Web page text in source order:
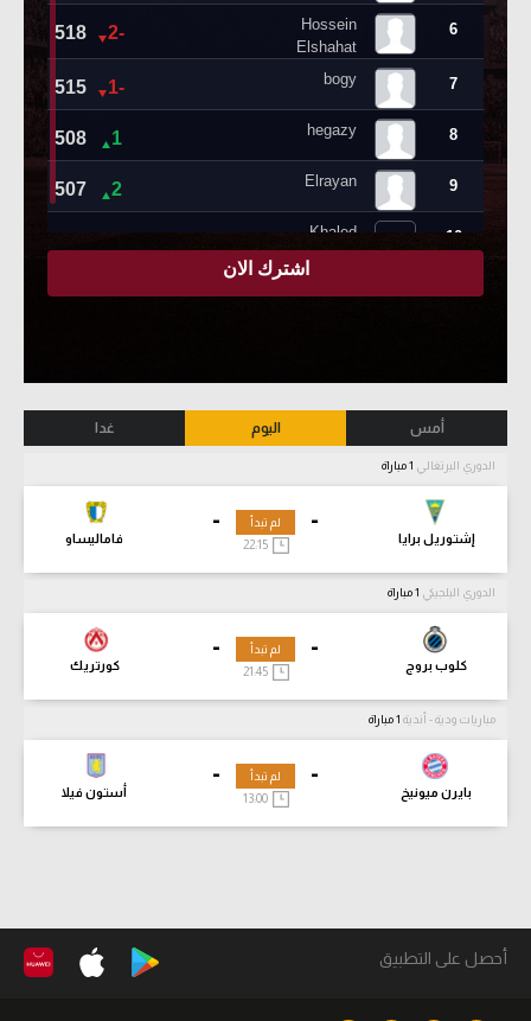
أمس اليوم غدا
الدوري البرتغالي
-
إشتوريل برايا
-
فاماليساو
لم تبدأ
22:15
الدوري البلجيكي
-
كلوب بروج
-
كورتريك
لم تبدأ
21:45
مباريات ودية - أندية
-
بايرن ميونيخ
-
أستون فيلا
لم تبدأ
13:00
أحصل على التطبيق